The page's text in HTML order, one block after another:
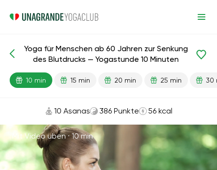
Fertige Lektionen Alter
Yoga für Menschen ab 60 Jahren zur Senkung
des Blutdrucks — Yogastunde 10 Minuten
10 min 15 min 20 min 25 min 30
10 Asanas 386 Punkte 56 kcal
Mit Video üben ·10 min